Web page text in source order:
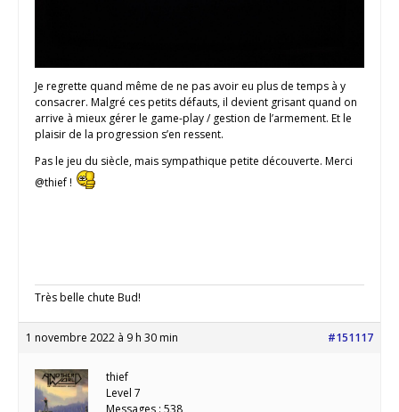
Je regrette quand même de ne pas avoir eu plus de temps à y
consacrer. Malgré ces petits défauts, il devient grisant quand on
arrive à mieux gérer le game-play / gestion de l’armement. Et le
plaisir de la progression s’en ressent.
Pas le jeu du siècle, mais sympathique petite découverte. Merci
@thief !
Très belle chute Bud!
1 novembre 2022 à 9 h 30 min #151117
thief
Level 7